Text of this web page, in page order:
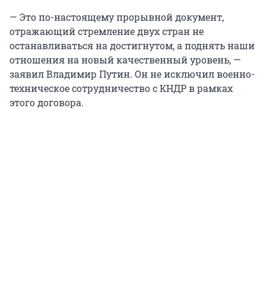
— Это по-настоящему прорывной документ,
отражающий стремление двух стран не
останавливаться на достигнутом, а поднять наши
отношения на новый качественный уровень, —
заявил Владимир Путин. Он не исключил военно-
техническое сотрудничество с КНДР в рамках
этого договора.